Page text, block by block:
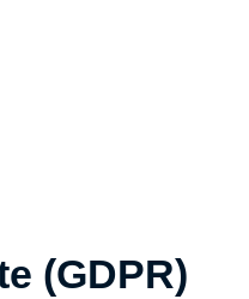
(GDPR)